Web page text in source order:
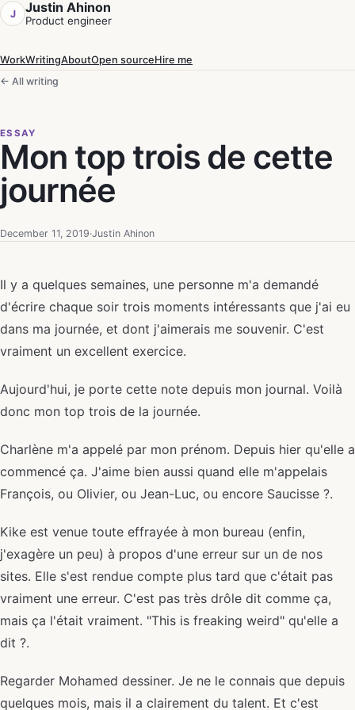
J Justin Ahinon
Product engineer
WorkWritingAboutOpen sourceHire me
← All writing
ESSAY
Mon top trois de cette
journée
December 11, 2019·Justin Ahinon
Il y a quelques semaines, une personne m'a demandé
d'écrire chaque soir trois moments intéressants que j'ai eu
dans ma journée, et dont j'aimerais me souvenir. C'est
vraiment un excellent exercice.
Aujourd'hui, je porte cette note depuis mon journal. Voilà
donc mon top trois de la journée.
Charlène m'a appelé par mon prénom. Depuis hier qu'elle a
commencé ça. J'aime bien aussi quand elle m'appelais
François, ou Olivier, ou Jean-Luc, ou encore Saucisse ?.
Kike est venue toute effrayée à mon bureau (enfin,
j'exagère un peu) à propos d'une erreur sur un de nos
sites. Elle s'est rendue compte plus tard que c'était pas
vraiment une erreur. C'est pas très drôle dit comme ça,
mais ça l'était vraiment. "This is freaking weird" qu'elle a
dit ?.
Regarder Mohamed dessiner. Je ne le connais que depuis
quelques mois, mais il a clairement du talent. Et c'est